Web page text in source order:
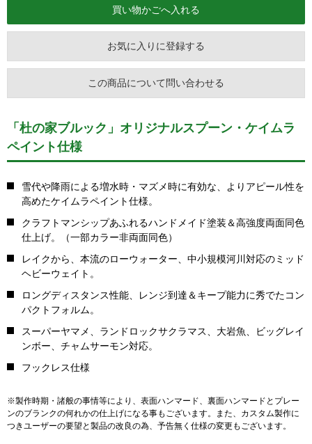
お気に入りに登録する
この商品について問い合わせる
「杜の家ブルック」オリジナルスプーン・ケイムラ
ペイント仕様
雪代や降雨による増水時・マズメ時に有効な、よりアピール性を
高めたケイムラペイント仕様。
クラフトマンシップあふれるハンドメイド塗装＆高強度両面同色
仕上げ。（一部カラー非両面同色）
レイクから、本流のローウォーター、中小規模河川対応のミッド
ヘビーウェイト。
ロングディスタンス性能、レンジ到達＆キープ能力に秀でたコン
パクトフォルム。
スーパーヤマメ、ランドロックサクラマス、大岩魚、ビッグレイ
ンボー、チャムサーモン対応。
フックレス仕様
※製作時期・諸般の事情等により、表面ハンマード、裏面ハンマードとプレー
ンのブランクの何れかの仕上げになる事もございます。また、カスタム製作に
つきユーザーの要望と製品の改良の為、予告無く仕様の変更もございます。